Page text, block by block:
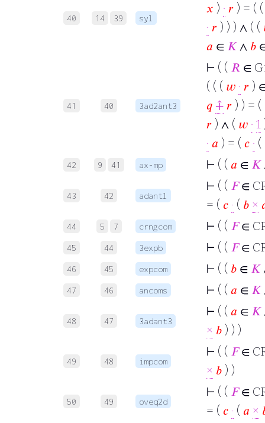
40 14 39 syl
𝑥 ) · 𝑟 ) = (
· 𝑟 ) ) ) ∧ ( (
𝑎 ∈ 𝐾∧ 𝑏
41 40 3ad2ant3
⊢ ( ( 𝑅 ∈
( ( ( 𝑤 · 𝑟 )
𝑞 ⨣𝑟 ) ) =
𝑟 ) ∧ ( 𝑤 · 1
· 𝑎 ) = ( 𝑐 · (
42 9 41 ax-mp ⊢ ( ( 𝑎 ∈ 𝐾
43 42 adantl
⊢ ( ( 𝐹∈
= ( 𝑐 · ( 𝑏 ×
44 5 7 crngcom ⊢ ( ( 𝐹∈
45 44 3expb ⊢ ( ( 𝐹∈
46 45 expcom ⊢ ( ( 𝑏 ∈ 𝐾
47 46 ancoms ⊢ ( ( 𝑎 ∈ 𝐾
48 47 3adant3
⊢ ( ( 𝑎 ∈ 𝐾
× 𝑏 ) ) )
49 48 impcom
⊢ ( ( 𝐹∈
× 𝑏 ) )
50 49 oveq2d
⊢ ( ( 𝐹∈
= ( 𝑐 · ( 𝑎 ×